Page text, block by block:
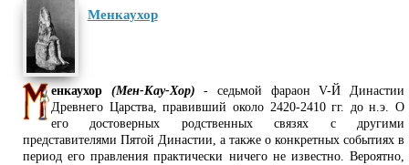
Менкаухор
енкаухор (Мен-Кау-Хор) - седьмой фараон V-Й Династии
Древнего Царства, правивший около 2420-2410 гг. до н.э. О
его достоверных родственных связях с другими
представителями Пятой Династии, а также о конкретных событиях в
период его правления практически ничего не известно. Вероятно,